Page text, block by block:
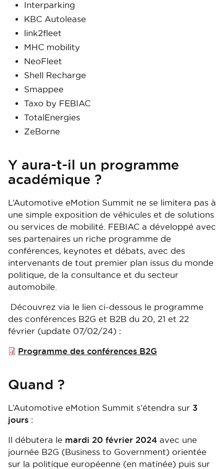
Interparking
KBC Autolease
link2fleet
MHC mobility
NeoFleet
Shell Recharge
Smappee
Taxo by FEBIAC
TotalEnergies
ZeBorne
Y aura-t-il un programme
académique ?
L’Automotive eMotion Summit ne se limitera pas à
une simple exposition de véhicules et de solutions
ou services de mobilité. FEBIAC a développé avec
ses partenaires un riche programme de
conférences, keynotes et débats, avec des
intervenants de tout premier plan issus du monde
politique, de la consultance et du secteur
automobile.
Découvrez via le lien ci-dessous le programme
des conférences B2G et B2B du 20, 21 et 22
février (update 07/02/24) :
FileProgramme des conférences B2G
Quand ?
L’Automotive eMotion Summit s’étendra sur 3
jours :
Il débutera le mardi 20 février 2024 avec une
journée B2G (Business to Government) orientée
sur la politique européenne (en matinée) puis sur